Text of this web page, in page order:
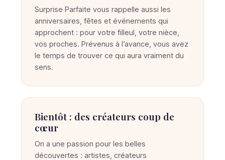
Surprise Parfaite vous rappelle aussi les
anniversaires, fêtes et événements qui
approchent : pour votre filleul, votre nièce,
vos proches. Prévenus à l’avance, vous avez
le temps de trouver ce qui aura vraiment du
sens.
Bientôt : des créateurs coup de
cœur
On a une passion pour les belles
découvertes : artistes, créateurs